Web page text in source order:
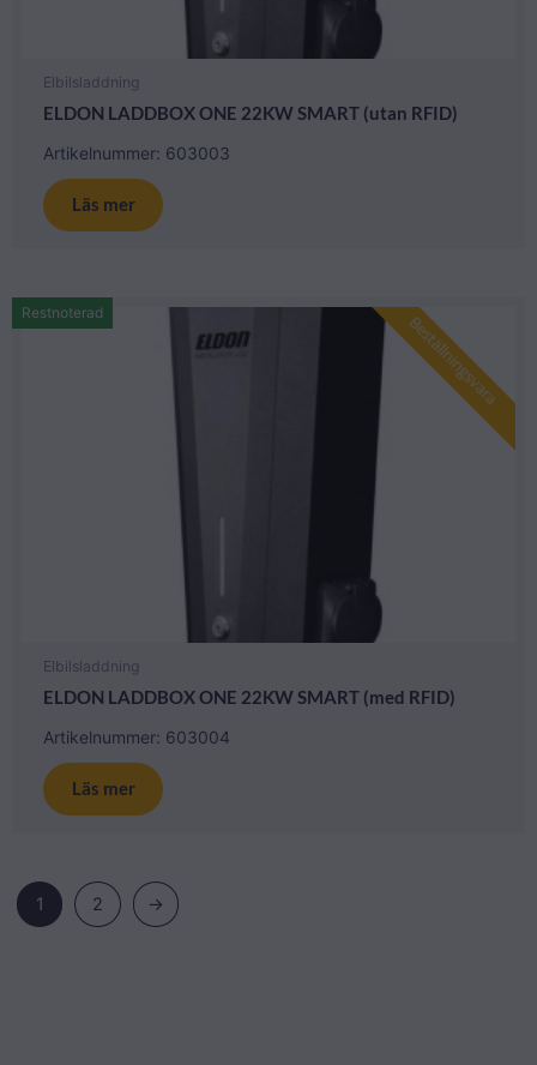
Elbilsladdning
ELDON LADDBOX ONE 22KW SMART (utan RFID)
Artikelnummer: 603003
Läs mer
Beställningsvara
Elbilsladdning
ELDON LADDBOX ONE 22KW SMART (med RFID)
Artikelnummer: 603004
Restnoterad
Läs mer
1 2 →